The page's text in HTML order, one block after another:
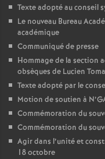
Texte adopté au conseil
Le nouveau Bureau
académique
Communiqué de presse
Hommage de la section
obsèques de Lucien
Texte adopté par le
Motion de soutien à
Commémoration du
Commémoration du
Agir dans l’unité et
18 octobre